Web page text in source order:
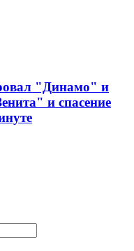
"Динамо" и
и спасение